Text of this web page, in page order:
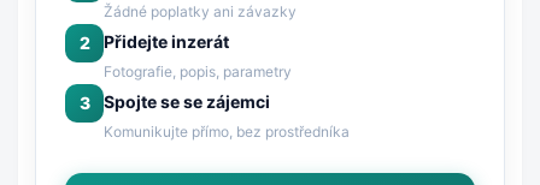
Žádné poplatky ani závazky
2 Přidejte inzerát
Fotografie, popis, parametry
3 Spojte se se zájemci
Komunikujte přímo, bez prostředníka